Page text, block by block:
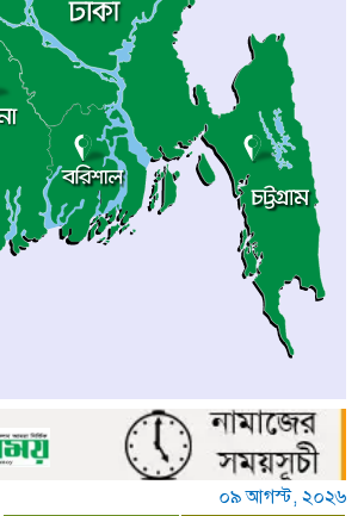
০৯ আগস্ট, ২০২৬